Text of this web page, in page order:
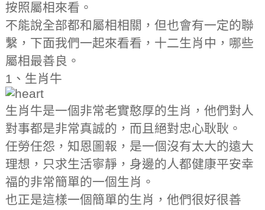
按照屬相來看。
不能說全部都和屬相相關，但也會有一定的聯
繫，下面我們一起來看看，十二生肖中，哪些
屬相最善良。
1、生肖牛
生肖牛是一個非常老實憨厚的生肖，他們對人
對事都是非常真誠的，而且絕對忠心耿耿。
任勞任怨，知恩圖報，是一個沒有太大的遠大
理想，只求生活寧靜，身邊的人都健康平安幸
福的非常簡單的一個生肖。
也正是這樣一個簡單的生肖，他們很好很善